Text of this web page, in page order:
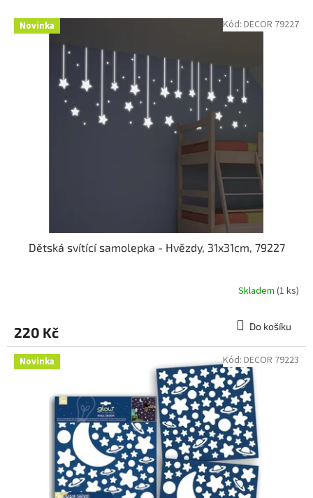
V Novinka
Dětská svítící samolepka - Hvězdy, 31x31cm, 79227
Skladem (1 ks)
220 Kč Do košíku
Kód: DECOR 79227
Novinka Kód: DECOR 79223